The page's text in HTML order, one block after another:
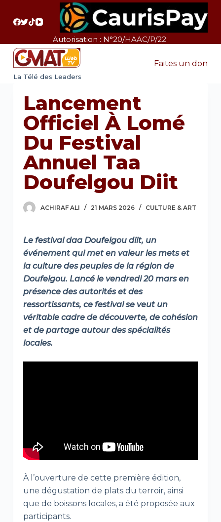
a
Autorisation : N°20/HAAC/P/22
La Télé des Leaders
Faites un don
Lancement
Officiel À Lomé
Du Festival
Annuel Taa
Doufelgou Diit
ACHIRAF ALI 21 MARS 2026 CULTURE & ART
Le festival daa Doufelgou diit, un
événement qui met en valeur les mets et
la culture des peuples de la région de
Doufelgou. Lancé le vendredi 20 mars en
présence des autorités et des
ressortissants, ce festival se veut un
véritable cadre de découverte, de cohésion
et de partage autour des spécialités
locales.
À l’ouverture de cette première édition,
une dégustation de plats du terroir, ainsi
que de boissons locales, a été proposée aux
participants.